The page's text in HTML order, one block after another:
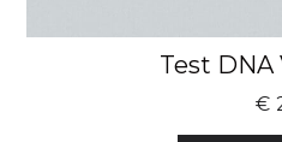
Test DNA
€